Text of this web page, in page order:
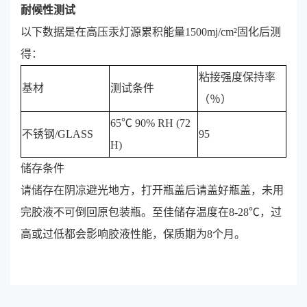
耐候性测试
以下数据是在高压汞灯源累积能量1500mj/cm²固化后测
得：
基材 测试条件
粘接强度保持率
（％）
不锈钢/GLASS
65℃ 90% RH (72
H)
95
储存条件
请储存在阴凉避光地方，打开瓶盖后请盖好瓶盖，未用
完胶液不可倒回原包装瓶。至佳储存温度在8-28℃，过
高或过低都会影响胶液性能，保质期为8个月。